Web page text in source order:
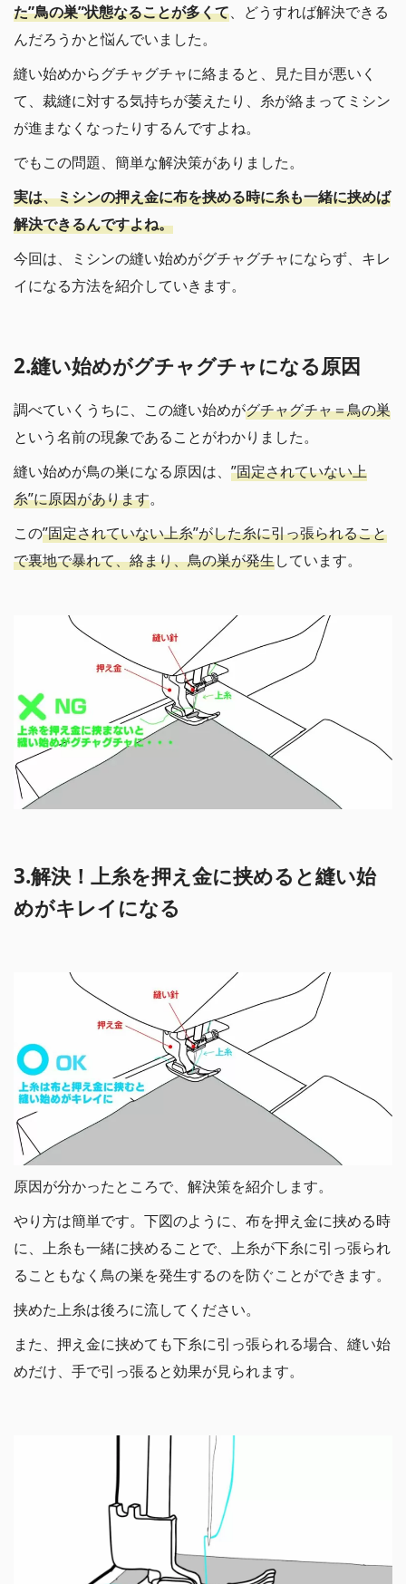
た”鳥の巣”状態なることが多くて、どうすれば解決できる
んだろうかと悩んでいました。
縫い始めからグチャグチャに絡まると、見た目が悪いく
て、裁縫に対する気持ちが萎えたり、糸が絡まってミシン
が進まなくなったりするんですよね。
でもこの問題、簡単な解決策がありました。
実は、ミシンの押え金に布を挟める時に糸も一緒に挟めば
解決できるんですよね。
今回は、ミシンの縫い始めがグチャグチャにならず、キレ
イになる方法を紹介していきます。
2.縫い始めがグチャグチャになる原因
調べていくうちに、この縫い始めがグチャグチャ＝鳥の巣
という名前の現象であることがわかりました。
縫い始めが鳥の巣になる原因は、 ”固定されていない上
糸”に原因があります。
この”固定されていない上糸”がした糸に引っ張られること
で裏地で暴れて、絡まり、鳥の巣が発生しています。
3.解決！上糸を押え金に挟めると縫い始
めがキレイになる
原因が分かったところで、解決策を紹介します。
やり方は簡単です。下図のように、布を押え金に挟める時
に、上糸も一緒に挟めることで、上糸が下糸に引っ張られ
ることもなく鳥の巣を発生するのを防ぐことができます。
挟めた上糸は後ろに流してください。
また、押え金に挟めても下糸に引っ張られる場合、縫い始
めだけ、手で引っ張ると効果が見られます。